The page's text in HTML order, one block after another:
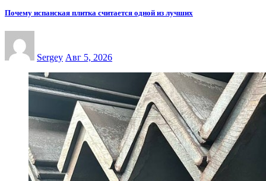
Почему испанская плитка считается одной из лучших
Sergey Авг 5, 2026